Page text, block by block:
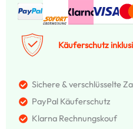
Käuferschutz
Sichere & verschlüsselte
PayPal Käuferschutz
Klarna Rechnungskouf